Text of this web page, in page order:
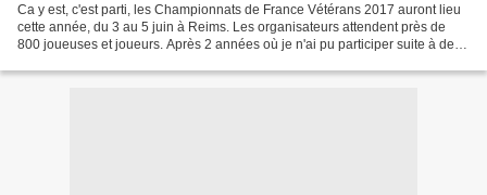
Ca y est, c'est parti, les Championnats de France Vétérans 2017 auront lieu
cette année, du 3 au 5 juin à Reims. Les organisateurs attendent près de
800 joueuses et joueurs. Après 2 années où je n'ai pu participer suite à des